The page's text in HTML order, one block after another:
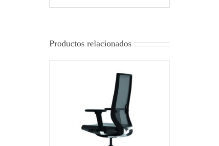
Productos relacionados